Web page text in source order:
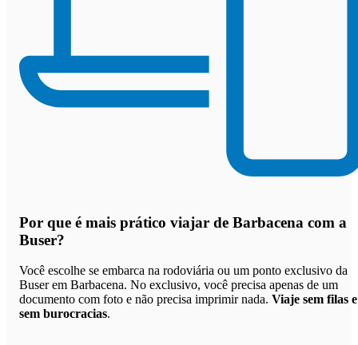
Por que é mais prático viajar de Barbacena com a
Buser?
Você escolhe se embarca na rodoviária ou um ponto exclusivo da
Buser em Barbacena. No exclusivo, você precisa apenas de um
documento com foto e não precisa imprimir nada. Viaje sem filas e
sem burocracias.